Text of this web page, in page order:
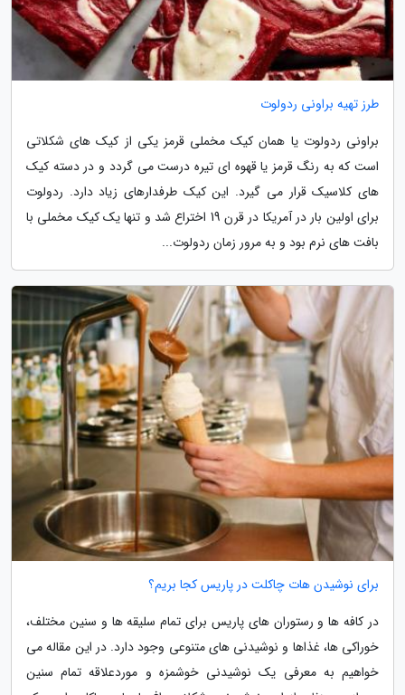
طرز تهیه براونی ردولوت
براونی ردولوت یا همان کیک مخملی قرمز یکی از کیک های شکلاتی
است که به رنگ قرمز یا قهوه ای تیره درست می گردد و در دسته کیک
های کلاسیک قرار می گیرد. این کیک طرفدارهای زیاد دارد. ردولوت
برای اولین بار در آمریکا در قرن 19 اختراع شد و تنها یک کیک مخملی با
بافت های نرم بود و به مرور زمان ردولوت...
برای نوشیدن هات چاکلت در پاریس کجا بریم؟
در کافه ها و رستوران های پاریس برای تمام سلیقه ها و سنین مختلف،
خوراکی ها، غذاها و نوشیدنی های متنوعی وجود دارد. در این مقاله می
خواهیم به معرفی یک نوشیدنی خوشمزه و موردعلاقه تمام سنین